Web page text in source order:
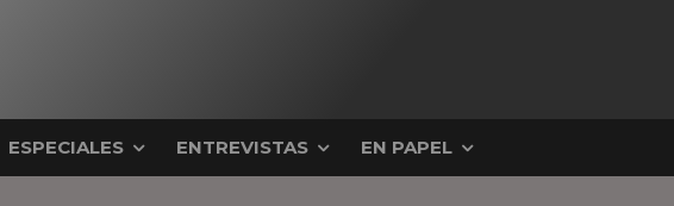
ESPECIALES ENTREVISTAS EN PAPEL